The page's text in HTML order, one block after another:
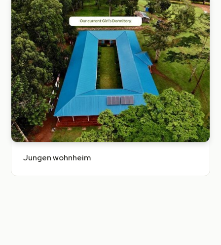
Jungen wohnheim